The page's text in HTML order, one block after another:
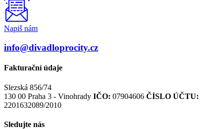
Napiš nám
info@divadloprocity.cz
Fakturační údaje
Slezská 856/74
130 00 Praha 3 - Vinohrady IČO: 07904606 ČÍSLO ÚČTU:
2201632089/2010
Sledujte nás